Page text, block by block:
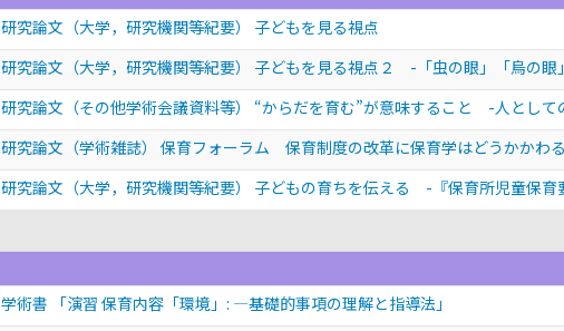
研究論文（大学，研究機関等紀要） 子どもを見る視点
研究論文（大学，研究機関等紀要） 子どもを見る視点２ -「虫の眼」「烏の眼
研究論文（その他学術会議資料等） “からだを育む”が意味すること -人として
研究論文（学術雑誌） 保育フォーラム 保育制度の改革に保育学はどうかかわ
研究論文（大学，研究機関等紀要） 子どもの育ちを伝える -『保育所児童保育
学術書 「演習 保育内容「環境」: —基礎的事項の理解と指導法」